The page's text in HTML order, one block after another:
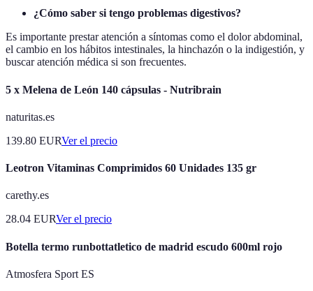
¿Cómo saber si tengo problemas digestivos?
Es importante prestar atención a síntomas como el dolor abdominal,
el cambio en los hábitos intestinales, la hinchazón o la indigestión, y
buscar atención médica si son frecuentes.
5 x Melena de León 140 cápsulas - Nutribrain
naturitas.es
139.80 EURVer el precio
Leotron Vitaminas Comprimidos 60 Unidades 135 gr
carethy.es
28.04 EURVer el precio
Botella termo runbottatletico de madrid escudo 600ml rojo
Atmosfera Sport ES